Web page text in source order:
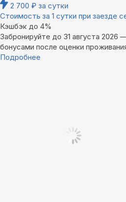
2 700 ₽ за сутки
Стоимость за 1 сутки при заезде
Кэшбэк до 4%
Забронируйте до 31 августа 2026
бонусами после оценки
Подробнее